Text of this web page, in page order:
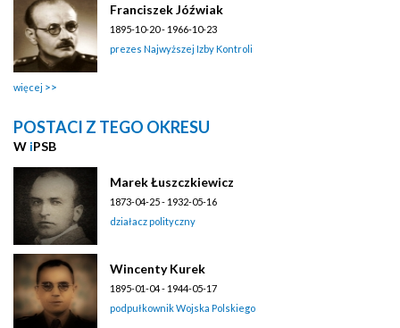
Franciszek Jóźwiak
1895-10-20 - 1966-10-23
prezes Najwyższej Izby Kontroli
więcej
POSTACI Z TEGO OKRESU
W iPSB
Marek Łuszczkiewicz
1873-04-25 - 1932-05-16
działacz polityczny
Wincenty Kurek
1895-01-04 - 1944-05-17
podpułkownik Wojska Polskiego